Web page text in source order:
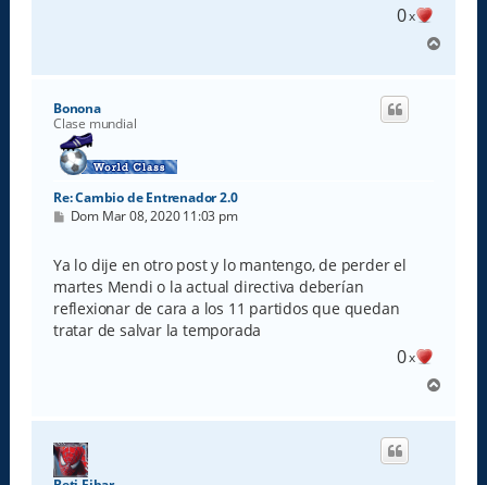
0x
r
Bonona
Clase mundial
Re: Cambio de Entrenador 2.0
M
s
a
j
e
Dom Mar 08, 2020 11:03 pm
Ya lo dije en otro post y lo mantengo, de perder el
martes Mendi o la actual directiva deberían
reflexionar de cara a los 11 partidos que quedan
tratar de salvar la temporada
0x
r